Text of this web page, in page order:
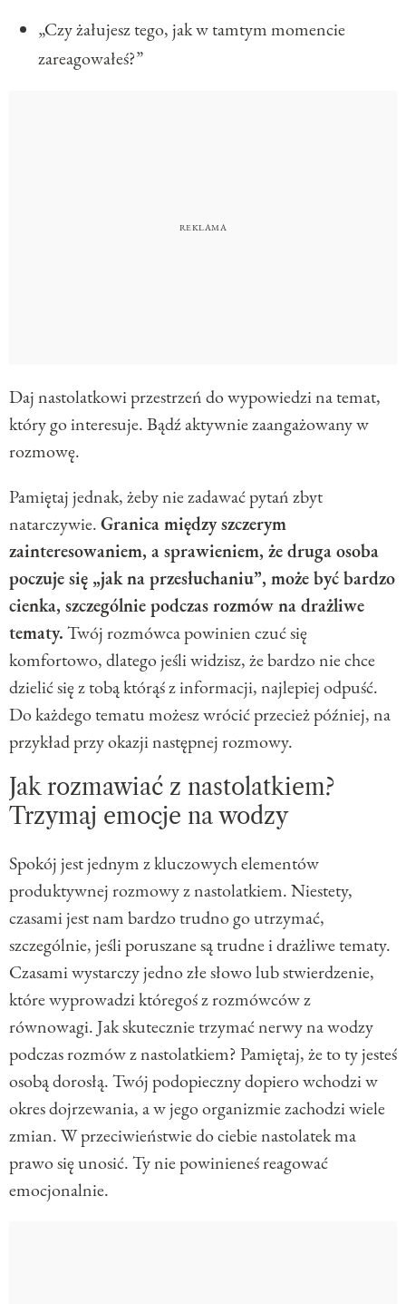
„Czy żałujesz tego, jak w tamtym momencie
zareagowałeś?”
Daj nastolatkowi przestrzeń do wypowiedzi na temat,
który go interesuje. Bądź aktywnie zaangażowany w
rozmowę.
Pamiętaj jednak, żeby nie zadawać pytań zbyt
natarczywie.Granica między szczerym
zainteresowaniem, a sprawieniem, że druga osoba
poczuje się „jak na przesłuchaniu”, może być bardzo
cienka, szczególnie podczas rozmów na drażliwe
tematy.Twój rozmówca powinien czuć się
komfortowo, dlatego jeśli widzisz, że bardzo nie chce
dzielić się z tobą którąś z informacji, najlepiej odpuść.
Do każdego tematu możesz wrócić przecież później, na
przykład przy okazji następnej rozmowy.
Jak rozmawiać z nastolatkiem?
Trzymaj emocje na wodzy
Spokój jest jednym z kluczowych elementów
produktywnej rozmowy z nastolatkiem. Niestety,
czasami jest nam bardzo trudno go utrzymać,
szczególnie, jeśli poruszane są trudne i drażliwe tematy.
Czasami wystarczy jedno złe słowo lub stwierdzenie,
które wyprowadzi któregoś z rozmówców z
równowagi. Jak skutecznie trzymać nerwy na wodzy
podczas rozmów z nastolatkiem? Pamiętaj, że to ty jesteś
osobą dorosłą. Twój podopieczny dopiero wchodzi w
okres dojrzewania, a w jego organizmie zachodzi wiele
zmian. W przeciwieństwie do ciebie nastolatek ma
prawo się unosić. Ty nie powinieneś reagować
emocjonalnie.